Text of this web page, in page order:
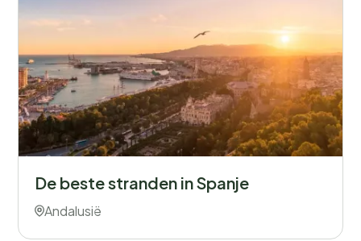
De beste stranden in Spanje
Andalusië